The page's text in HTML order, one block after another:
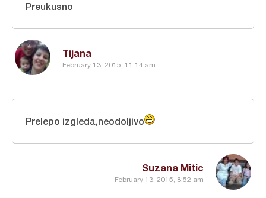
Tijana
February 13, 2015, 11:14 am
Preukusno
Suzana Mitic
February 13, 2015, 8:52 am
Prelepo izgleda,neodoljivo